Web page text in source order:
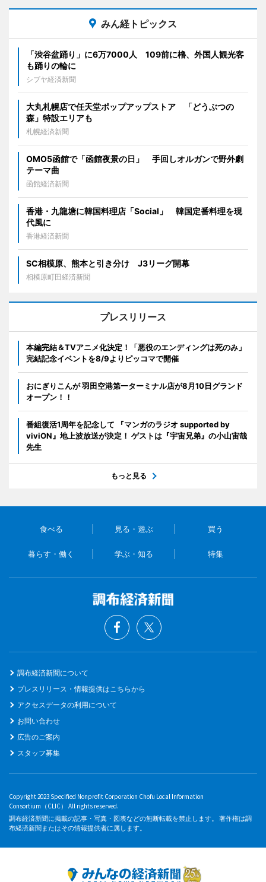
みん経トピックス
「渋谷盆踊り」に6万7000人 109前に櫓、外国人観光客
も踊りの輪に
シブヤ経済新聞
大丸札幌店で任天堂ポップアップストア 「どうぶつの
森」特設エリアも
札幌経済新聞
OMO5函館で「函館夜景の日」 手回しオルガンで野外劇
テーマ曲
函館経済新聞
香港・九龍塘に韓国料理店「Social」 韓国定番料理を現
代風に
香港経済新聞
SC相模原、熊本と引き分け J3リーグ開幕
相模原町田経済新聞
プレスリリース
本編完結＆TVアニメ化決定！「悪役のエンディングは死のみ」
完結記念イベントを8/9よりピッコマで開催
おにぎりこんが 羽田空港第一ターミナル店が8月10日グランド
オープン！！
番組復活1周年を記念して 『マンガのラジオ supported by
viviON』地上波放送が決定！ ゲストは『宇宙兄弟』の小山宙哉
先生
もっと見る
食べる 見る・遊ぶ 買う
暮らす・働く 学ぶ・知る 特集
調布経済新聞について
プレスリリース・情報提供はこちらから
アクセスデータの利用について
お問い合わせ
広告のご案内
スタッフ募集
Copyright 2023 Specified Nonprofit Corporation Chofu Local Information
Consortium（CLIC） All rights reserved.
調布経済新聞に掲載の記事・写真・図表などの無断転載を禁止します。 著作権は調
布経済新聞またはその情報提供者に属します。